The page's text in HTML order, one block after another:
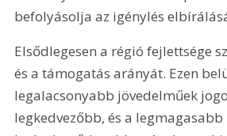
befolyásolja az igénylés
Elsődlegesen a régió fejlettsége
és a támogatás arányát. Ezen
legalacsonyabb jövedelműek
legkedvezőbb, és a legmagasabb